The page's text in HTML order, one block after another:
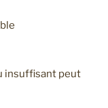
insuffisant peut